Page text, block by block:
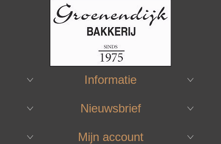
Informatie
Nieuwsbrief
Mijn account